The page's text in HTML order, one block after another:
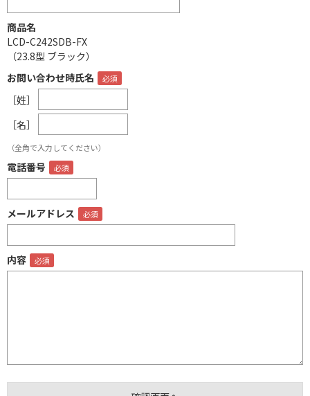
商品名
LCD-C242SDB-FX
（23.8型 ブラック）
お問い合わせ時氏名
［姓］
［名］
（全角で入力してください）
電話番号
メールアドレス
内容